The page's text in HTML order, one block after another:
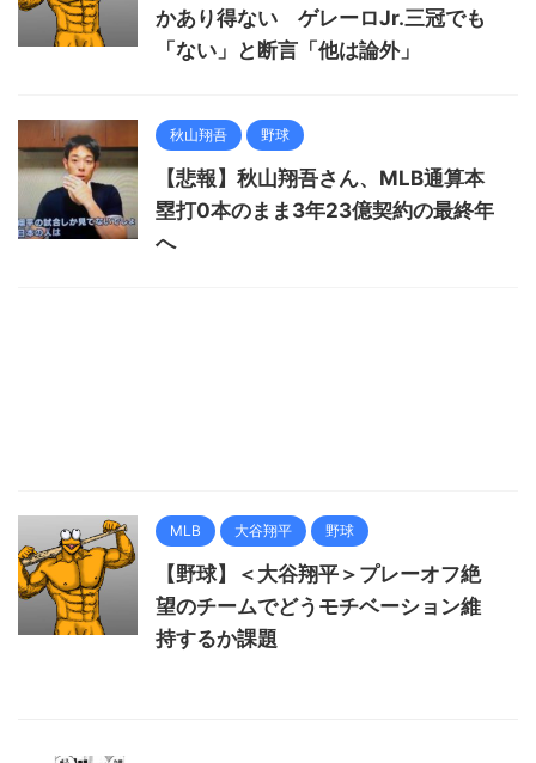
かあり得ない ゲレーロJr.三冠でも
「ない」と断言「他は論外」
秋山翔吾 野球
【悲報】秋山翔吾さん、MLB通算本
塁打0本のまま3年23億契約の最終年
へ
MLB 大谷翔平 野球
【野球】＜大谷翔平＞プレーオフ絶
望のチームでどうモチベーション維
持するか課題